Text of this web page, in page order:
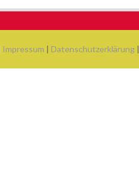
Impressum | Datenschutzerklärung